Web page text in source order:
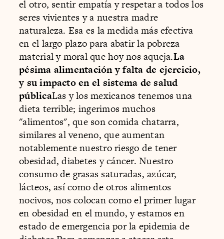
el otro, sentir empatía y respetar a todos los
seres vivientes y a nuestra madre
naturaleza. Esa es la medida más efectiva
en el largo plazo para abatir la pobreza
material y moral que hoy nos aqueja.La
pésima alimentación y falta de ejercicio,
y su impacto en el sistema de salud
públicaLas y los mexicanos tenemos una
dieta terrible; ingerimos muchos
"alimentos", que son comida chatarra,
similares al veneno, que aumentan
notablemente nuestro riesgo de tener
obesidad, diabetes y cáncer. Nuestro
consumo de grasas saturadas, azúcar,
lácteos, así como de otros alimentos
nocivos, nos colocan como el primer lugar
en obesidad en el mundo, y estamos en
estado de emergencia por la epidemia de